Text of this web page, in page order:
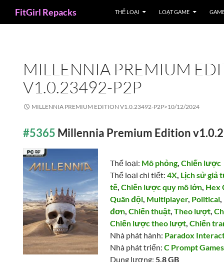
FitGirl Repacks THỂ LOẠI LOẠT GAME
MILLENNIA PREMIUM
V1.0.23492-P2P
MILLENNIA PREMIUM EDITION V1.0.23492-P2P>10/12/2024
#5365 Millennia Premium Edition
Thể loại: Mô phỏng,Chiến lược
Thể loại chi tiết:4X, Lịch sử giả
tế,Chiến lược quy mô lớn, Hex
Quân đội, Multiplayer, Political,
đơn,Chiến thuật,Theo lượt,
Chiến lược theo lượt,Chiến
Nhà phát hành: Paradox
Nhà phát triển:C Prompt Games
Dung lượng:5.8 GB